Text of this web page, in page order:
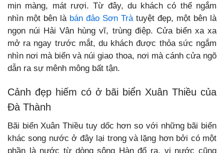
mịn màng, mát rượi. Từ đây, du khách có thể ngắm
nhìn một bên là bán đảo Sơn Tràtuyệt đẹp, một bên là
ngọn núi Hải Vân hùng vĩ, trùng điệp. Cửa biển xa xa
mở ra ngay trước mắt, du khách được thỏa sức ngắm
nhìn nơi mà biển và núi giao thoa, nơi mà cánh cửa ngõ
dẫn ra sự mênh mông bất tận.
Cảnh đẹp hiếm có ở bãi biển Xuân Thiều của
Đà Thành
Bãi biển Xuân Thiều tuy dốc hơn so với những bãi biển
khác song nước ở đây lại trong và lặng hơn bởi có một
phần là nước từ dòng sông Hàn đổ ra, vị nước cũng